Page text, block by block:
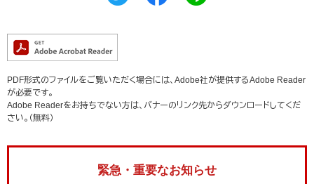
PDF形式のファイルをご覧いただく場合には、Adobe社が提供するAdobe Reader
が必要です。
Adobe Readerをお持ちでない方は、バナーのリンク先からダウンロードしてくだ
さい。（無料）
緊急・重要なお知らせ